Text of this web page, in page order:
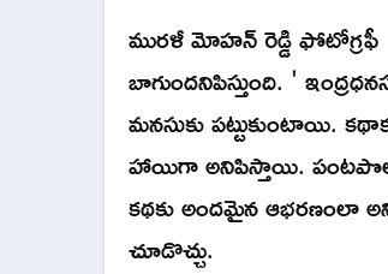
మురళీ మోహన్ రెడ్డి
బాగుందనిపిస్తుంది. '
మనసుకు పట్టుకుంటాయి.
హాయిగా అనిపిస్తాయి.
కథకు అందమైన
చూడొచ్చు.